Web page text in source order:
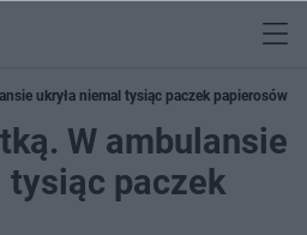
ukryła niemal tysiąc paczek papierosów!
W ambulansie
tysiąc paczek